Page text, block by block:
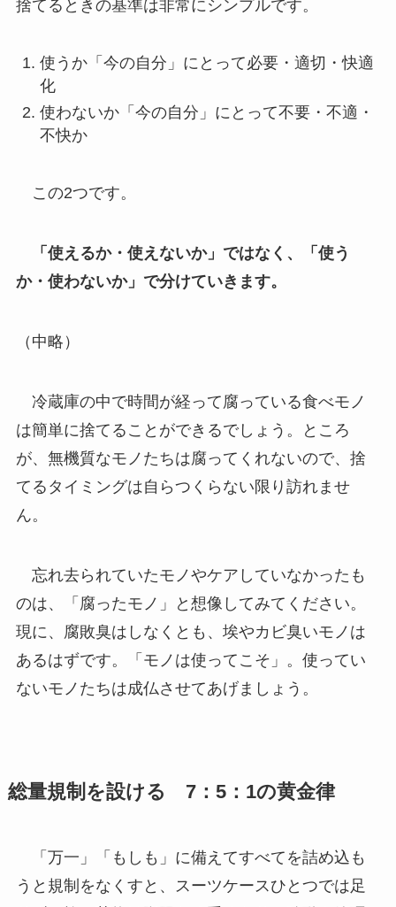
捨てるときの基準は非常にシンプルです。
使うか「今の自分」にとって必要・適切・快適
化
使わないか「今の自分」にとって不要・不適・
不快か
この2つです。
「使えるか・使えないか」ではなく、「使う
か・使わないか」で分けていきます。
（中略）
冷蔵庫の中で時間が経って腐っている食べモノ
は簡単に捨てることができるでしょう。ところ
が、無機質なモノたちは腐ってくれないので、捨
てるタイミングは自らつくらない限り訪れませ
ん。
忘れ去られていたモノやケアしていなかったも
のは、「腐ったモノ」と想像してみてください。
現に、腐敗臭はしなくとも、埃やカビ臭いモノは
あるはずです。「モノは使ってこそ」。使ってい
ないモノたちは成仏させてあげましょう。
総量規制を設ける 7：5：1の黄金律
「万一」「もしも」に備えてすべてを詰め込も
うと規制をなくすと、スーツケースひとつでは足